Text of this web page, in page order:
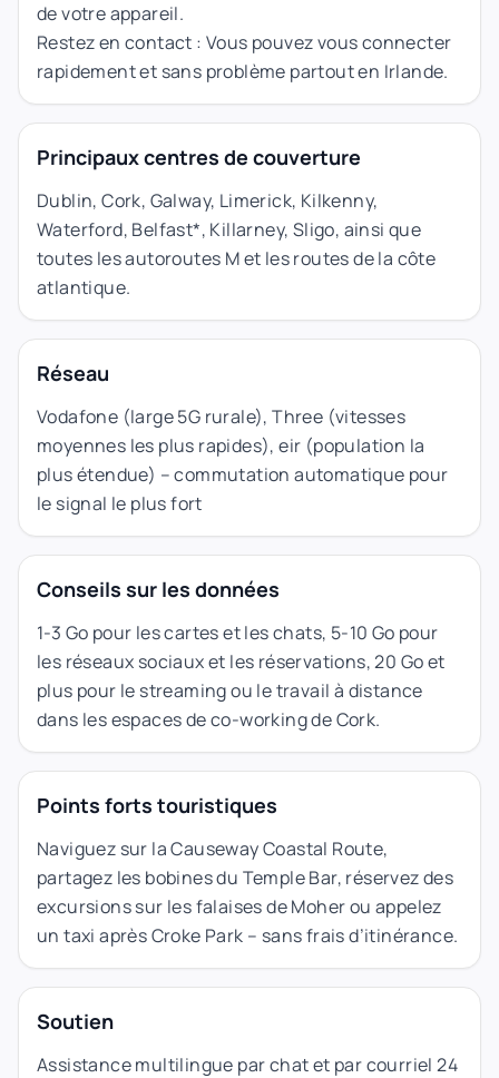
de votre appareil.
Restez en contact : Vous pouvez vous connecter
rapidement et sans problème partout en Irlande.
Principaux centres de couverture
Dublin, Cork, Galway, Limerick, Kilkenny,
Waterford, Belfast*, Killarney, Sligo, ainsi que
toutes les autoroutes M et les routes de la côte
atlantique.
Réseau
Vodafone (large 5G rurale), Three (vitesses
moyennes les plus rapides), eir (population la
plus étendue) – commutation automatique pour
le signal le plus fort
Conseils sur les données
1-3 Go pour les cartes et les chats, 5-10 Go pour
les réseaux sociaux et les réservations, 20 Go et
plus pour le streaming ou le travail à distance
dans les espaces de co-working de Cork.
Points forts touristiques
Naviguez sur la Causeway Coastal Route,
partagez les bobines du Temple Bar, réservez des
excursions sur les falaises de Moher ou appelez
un taxi après Croke Park – sans frais d’itinérance.
Soutien
Assistance multilingue par chat et par courriel 24